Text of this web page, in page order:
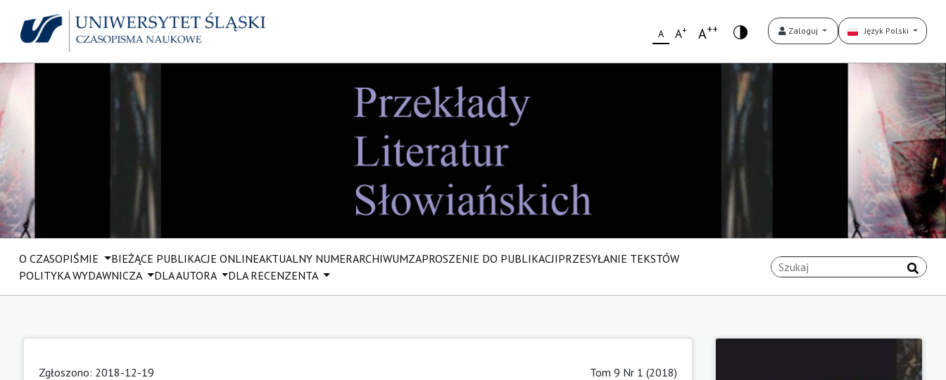
A A+ A++ Zaloguj Język Polski
O CZASOPIŚMIE BIEŻĄCE PUBLIKACJE ONLINEAKTUALNY NUMERARCHIWUMZAPROSZENIE DO PUBLIKACJIPRZESYŁANIE TEKSTÓW
POLITYKA WYDAWNICZA
DLA AUTORA DLA RECENZENTA
Zgłoszono: 2018-12-19
Tom 9 Nr 1 (2018)